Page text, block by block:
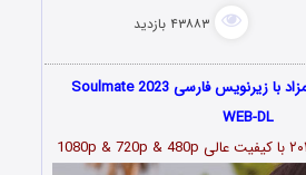
۴۳۸۸۳ بازدید
همزاد با زیرنویس فارسی Soulmate 2023
WEB-DL
با کیفیت عالی 1080p & 720p & 480p